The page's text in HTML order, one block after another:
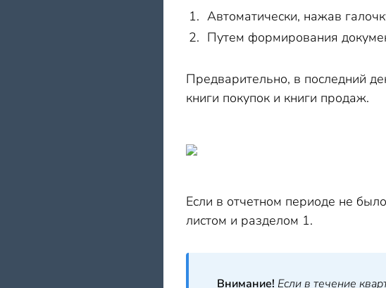
Автоматически, нажав
Путем формирования
Предварительно, в последний
книги покупок и книги продаж.
Если в отчетном периоде не
листом и разделом 1.
Внимание! Если в течение